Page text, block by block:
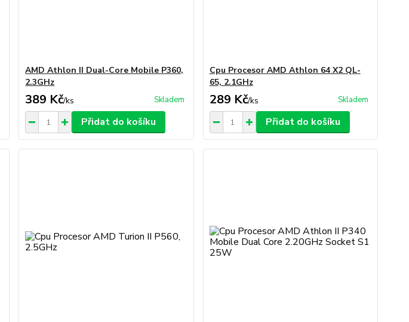
AMD Athlon II Dual-Core Mobile P360,
2.3GHz
389 Kč/ks Skladem
Přidat do košíku
Cpu Procesor AMD Athlon 64 X2 QL-
65, 2.1GHz
289 Kč/ks Skladem
Přidat do košíku